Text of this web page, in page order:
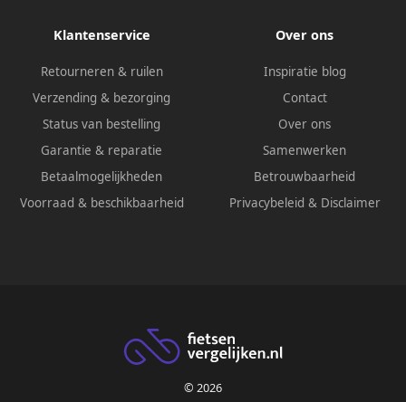
Klantenservice
Retourneren & ruilen
Verzending & bezorging
Status van bestelling
Garantie & reparatie
Betaalmogelijkheden
Voorraad & beschikbaarheid
Over ons
Inspiratie blog
Contact
Over ons
Samenwerken
Betrouwbaarheid
Privacybeleid & Disclaimer
© 2026